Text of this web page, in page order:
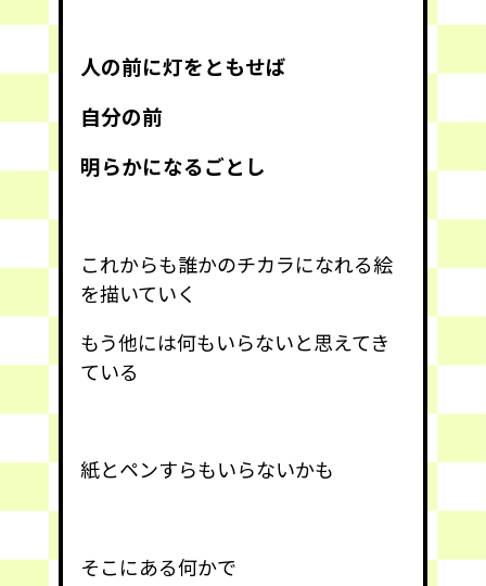
人の前に灯をともせば
自分の前
明らかになるごとし
これからも誰かのチカラになれる絵
を描いていく
もう他には何もいらないと思えてき
ている
紙とペンすらもいらないかも
そこにある何かで